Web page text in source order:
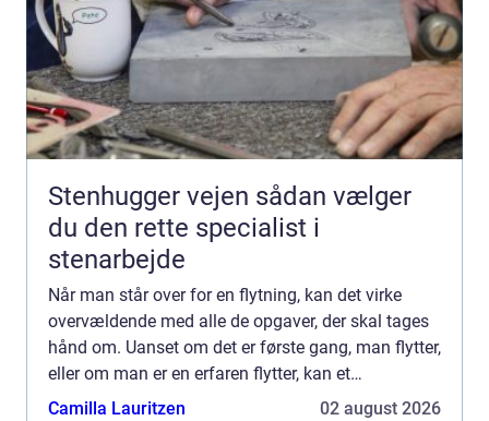
Stenhugger vejen sådan vælger
du den rette specialist i
stenarbejde
Når man står over for en flytning, kan det virke
overvældende med alle de opgaver, der skal tages
hånd om. Uanset om det er første gang, man flytter,
eller om man er en erfaren flytter, kan et
professionelt flyttefirma ...
Camilla Lauritzen 02 august 2026